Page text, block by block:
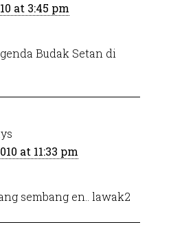
at 3:45 pm
Budak Setan di
at 11:33 pm
sembang en.. lawak2